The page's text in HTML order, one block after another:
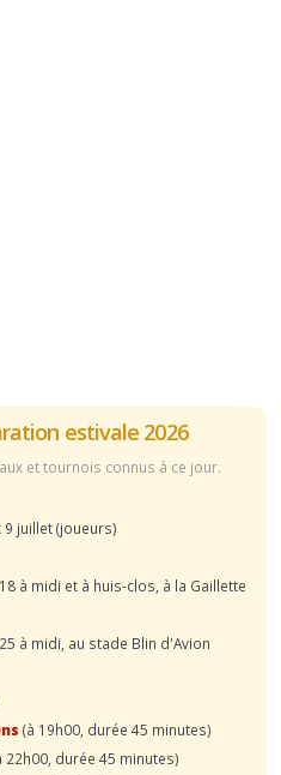
estivale 2026
et tournois connus à ce jour.
juillet (joueurs)
18 à midi et à huis-clos, à la Gaillette
25 à midi, au stade Blin d'Avion
(à 19h00, durée 45 minutes)
22h00, durée 45 minutes)